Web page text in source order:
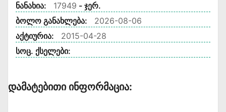
ნანახია:
17949 - ჯერ.
ბოლო განახლება:
2026-08-06
აქტიურია:
2015-04-28
სოც. ქსელები:
Დამატებითი Ინფორმაცია: